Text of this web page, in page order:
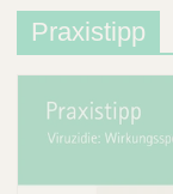
Praxistipp